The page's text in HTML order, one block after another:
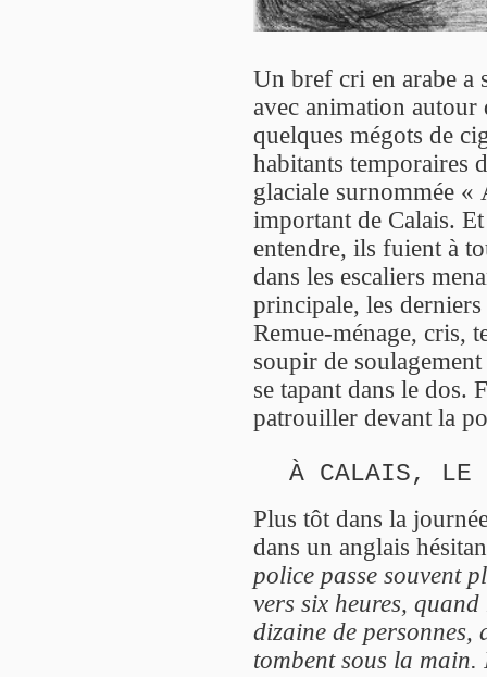
Un bref cri en arabe a
avec animation autour
quelques mégots de
habitants temporaires
glaciale surnommée
important de Calais.
entendre, ils fuient à
dans les escaliers
principale, les
Remue-ménage, cris,
soupir de
se tapant dans le dos.
patrouiller devant la
À CALAIS, LE
Plus tôt dans la
dans un anglais
police passe souvent
vers six heures,
dizaine de
tombent sous la main.